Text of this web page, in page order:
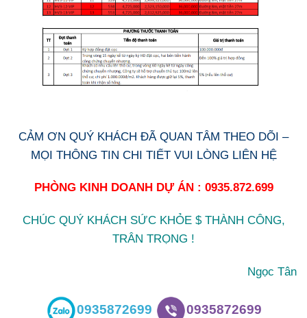
CẢM ƠN QUÝ KHÁCH ĐÃ QUAN TÂM THEO DÕI –
MỌI THÔNG TIN CHI TIẾT VUI LÒNG LIÊN HỆ
PHÒNG KINH DOANH DỰ ÁN : 0935.872.699
CHÚC QUÝ KHÁCH SỨC KHỎE $ THÀNH CÔNG,
TRÂN TRỌNG !
Ngọc Tân
0935872699 0935872699